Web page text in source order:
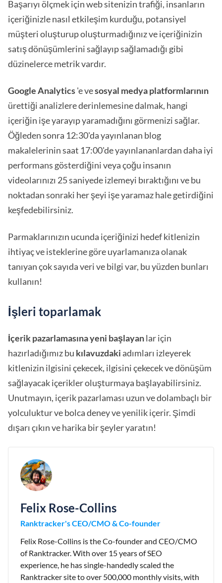
Başarıyı ölçmek için web sitenizin trafiği, insanların
içeriğinizle nasıl etkileşim kurduğu, potansiyel
müşteri oluşturup oluşturmadığınız ve içeriğinizin
satış dönüşümlerini sağlayıp sağlamadığı gibi
düzinelerce metrik vardır.
Google Analytics'e vesosyal medya platformlarının
ürettiği analizlere derinlemesine dalmak, hangi
içeriğin işe yarayıp yaramadığını görmenizi sağlar.
Öğleden sonra 12:30'da yayınlanan blog
makalelerinin saat 17:00'de yayınlananlardan daha iyi
performans gösterdiğini veya çoğu insanın
videolarınızı 25 saniyede izlemeyi bıraktığını ve bu
noktadan sonraki her şeyi işe yaramaz hale getirdiğini
keşfedebilirsiniz.
Parmaklarınızın ucunda içeriğinizi hedef kitlenizin
ihtiyaç ve isteklerine göre uyarlamanıza olanak
tanıyan çok sayıda veri ve bilgi var, bu yüzden bunları
kullanın!
İşleri toparlamak
İçerik pazarlamasına yeni başlayanlar için
hazırladığımız bu kılavuzdaki adımları izleyerek
kitlenizin ilgisini çekecek, ilgisini çekecek ve dönüşüm
sağlayacak içerikler oluşturmaya başlayabilirsiniz.
Unutmayın, içerik pazarlaması uzun ve dolambaçlı bir
yolculuktur ve bolca deney ve yenilik içerir. Şimdi
dışarı çıkın ve harika bir şeyler yaratın!
Felix Rose-Collins
Ranktracker's CEO/CMO & Co-founder
Felix Rose-Collins is the Co-founder and CEO/CMO
of Ranktracker. With over 15 years of SEO
experience, he has single-handedly scaled the
Ranktracker site to over 500,000 monthly visits, with